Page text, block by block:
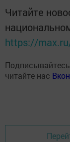
Читайте
https://
читайте нас